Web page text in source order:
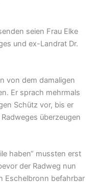
seien Frau Elke
und ex-Landrat Dr.
von dem damaligen
Er sprach mehrmals
Schütz vor, bis er
überzeugen
haben“ mussten erst
der Radweg nun
Eschelbronn befahrbar